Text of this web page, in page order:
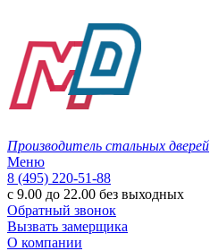
Производитель стальных дверей
Меню
8 (495) 220-51-88
с 9.00 до 22.00 без выходных
Обратный звонок
Вызвать замерщика
О компании